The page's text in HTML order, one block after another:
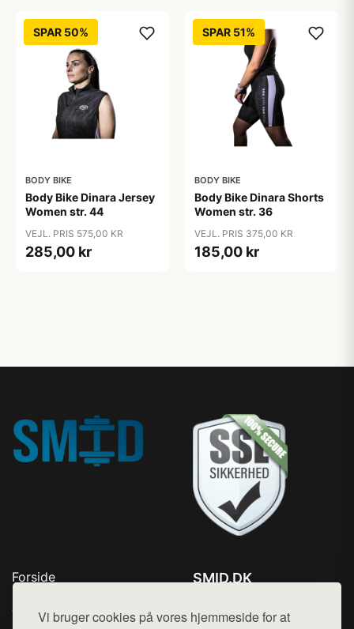
Vi bruger cookies på vores hjemmeside for at
SPAR 50%
BODY BIKE
Body Bike Dinara Jersey
Women str. 44
VEJL. PRIS 575,00 KR
285,00 kr
SPAR 51%
BODY BIKE
Body Bike Dinara Shorts
Women str. 36
VEJL. PRIS 375,00 KR
185,00 kr
Forside
Top Rabatter
SMID.DK